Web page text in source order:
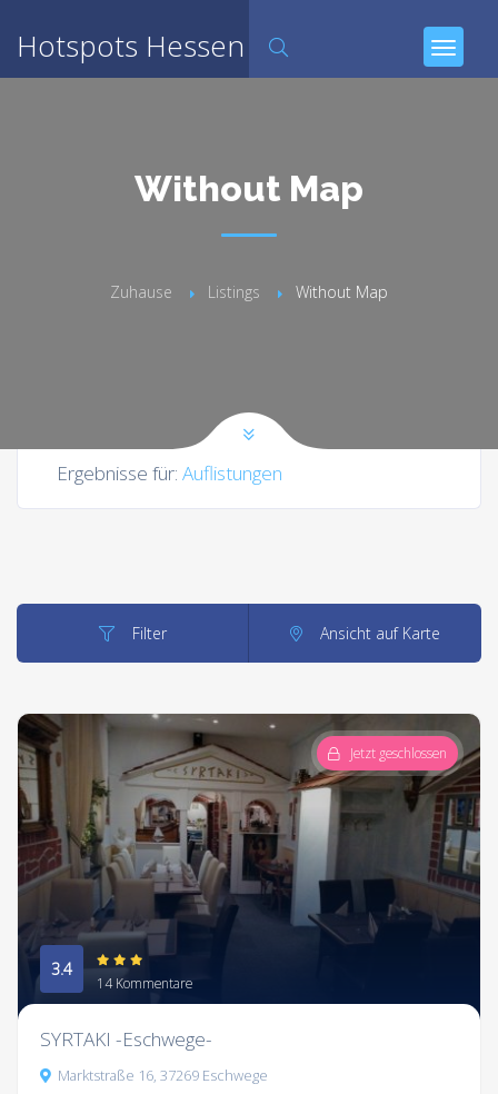
Hotspots Hessen
Without Map
Zuhause Listings Without Map
Ergebnisse für: Auflistungen
Filter Ansicht auf Karte
Jetzt geschlossen
3.4
14 Kommentare
SYRTAKI -Eschwege-
Marktstraße 16, 37269 Eschwege